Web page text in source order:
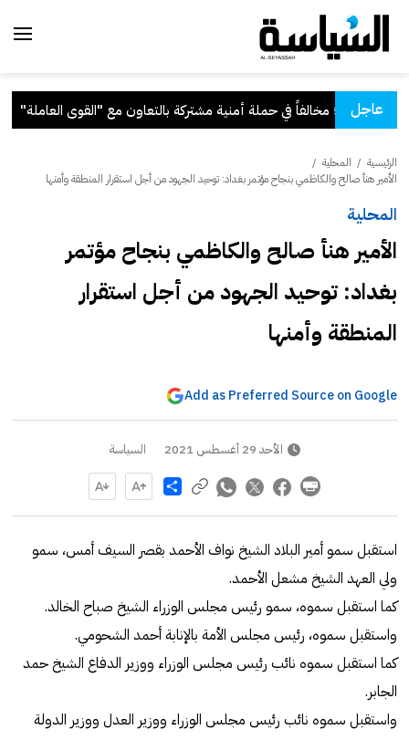
عاجلبالتعاون مع "القوى العاملة"
الرئيسية / المحلية /
الأمير هنأ صالح والكاظمي بنجاح مؤتمر بغداد: توحيد الجهود من أجل استقرار المنطقة وأمنها
المحلية
الأمير هنأ صالح والكاظمي بنجاح مؤتمر
بغداد: توحيد الجهود من أجل استقرار
المنطقة وأمنها
Add as Preferred Source on Google
الأحد 29 أغسطس 2021 السياسة
Share
استقبل سمو أمير البلاد الشيخ نواف الأحمد بقصر السيف أمس، سمو
ولي العهد الشيخ مشعل الأحمد.
كما استقبل سموه، سمو رئيس مجلس الوزراء الشيخ صباح الخالد.
واستقبل سموه، رئيس مجلس الأمة بالإنابة أحمد الشحومي.
كما استقبل سموه نائب رئيس مجلس الوزراء ووزير الدفاع الشيخ حمد
الجابر.
واستقبل سموه نائب رئيس مجلس الوزراء ووزير العدل ووزير الدولة